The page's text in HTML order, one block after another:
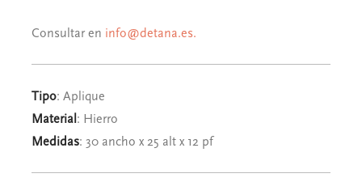
Consultar en info@detana.es.
Tipo: Aplique
Material : Hierro
Medidas: 30 ancho x 25 alt x 12 pf